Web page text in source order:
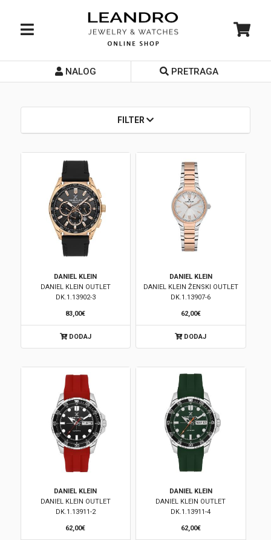
Početna
Prodavnice
Loyalty Club
Brendovi
Swiss🇨🇭
Satovi
Diamond
POKLON VAUČER
Prijava
NALOG PRETRAGA
FILTER
DANIEL KLEIN
DANIEL KLEIN OUTLET
DK.1.13902-3
83,00€
DODAJ
DANIEL KLEIN
DANIEL KLEIN ŽENSKI OUTLET
DK.1.13907-6
62,00€
DODAJ
DANIEL KLEIN
DANIEL KLEIN OUTLET
DK.1.13911-2
62,00€
DANIEL KLEIN
DANIEL KLEIN OUTLET
DK.1.13911-4
62,00€